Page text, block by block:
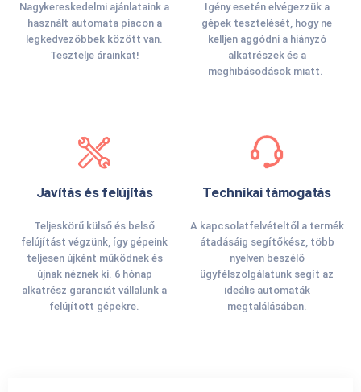
Nagykereskedelmi ajánlataink a
használt automata piacon a
legkedvezőbbek között van.
Tesztelje árainkat!
Igény esetén elvégezzük a
gépek tesztelését, hogy ne
kelljen aggódni a hiányzó
alkatrészek és a
meghibásodások miatt.
Javítás és felújítás
Teljeskörű külső és belső
felújítást végzünk, így gépeink
teljesen újként működnek és
újnak néznek ki. 6 hónap
alkatrész garanciát vállalunk a
felújított gépekre.
Technikai támogatás
A kapcsolatfelvételtől a termék
átadásáig segítőkész, több
nyelven beszélő
ügyfélszolgálatunk segít az
ideális automaták
megtalálásában.